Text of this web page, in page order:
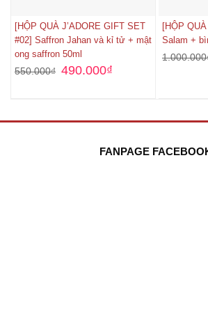
[HỘP QUÀ J’ADORE GIFT SET
#02] Saffron Jahan và kỉ tử + mật
ong saffron 50ml
550.000₫ 490.000₫
[HỘP
Salam +
1.000.000
FANPAGE